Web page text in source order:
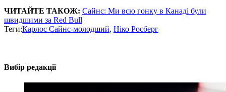
ЧИТАЙТЕ ТАКОЖ: Сайнс: Ми всю гонку в Канаді були
швидшими за Red Bull
Теги:Карлос Сайнс-молодший, Ніко Росберг
Вибір редакції